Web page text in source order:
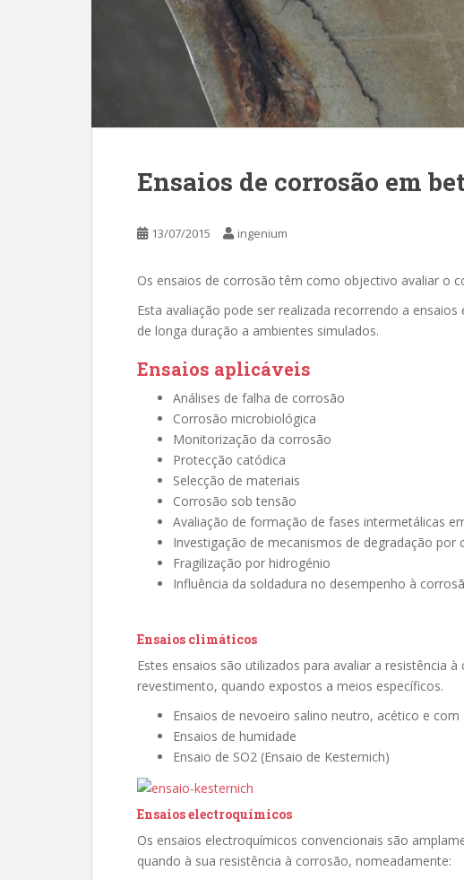
Ensaios de corrosão em
13/07/2015 ingenium
Os ensaios de corrosão têm como objectivo avaliar o
Esta avaliação pode ser realizada recorrendo a
de longa duração a ambientes simulados.
Ensaios aplicáveis
Análises de falha de corrosão
Corrosão microbiológica
Monitorização da corrosão
Protecção catódica
Selecção de materiais
Corrosão sob tensão
Avaliação de formação de fases intermetálicas
Investigação de mecanismos de degradação por
Fragilização por hidrogénio
Influência da soldadura no desempenho à
Ensaios climáticos
Estes ensaios são utilizados para avaliar a resistência
revestimento, quando expostos a meios específicos.
Ensaios de nevoeiro salino neutro, acético e com
Ensaios de humidade
Ensaio de SO2 (Ensaio de Kesternich)
Ensaios electroquímicos
Os ensaios electroquímicos convencionais são
quando à sua resistência à corrosão, nomeadamente: